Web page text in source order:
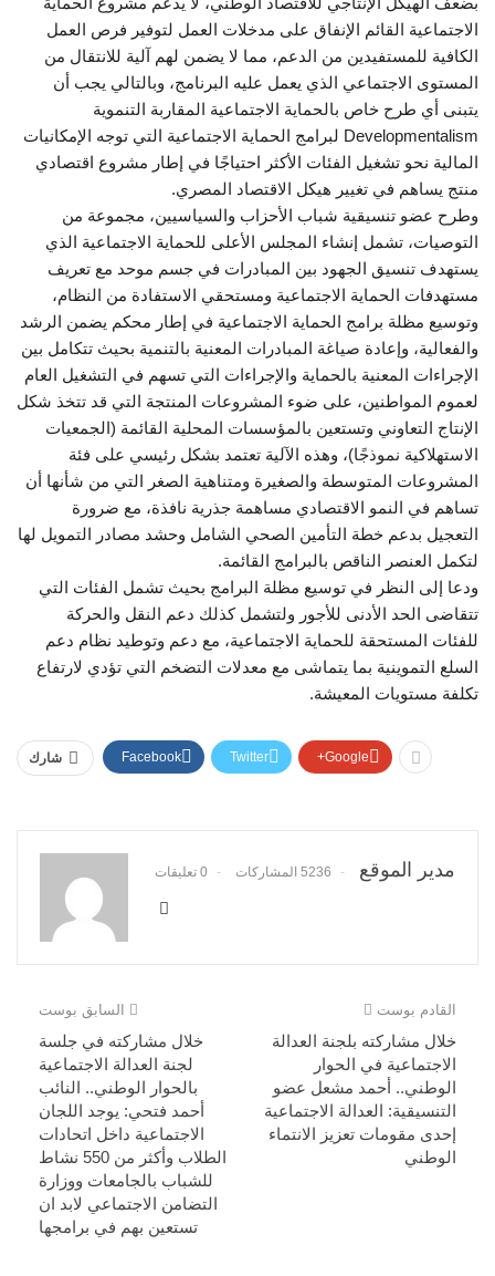
الاجتماعية القائم الإنفاق على مدخلات العمل لتوفير فرص العمل
الكافية للمستفيدين من الدعم، مما لا يضمن لهم آلية للانتقال من
المستوى الاجتماعي الذي يعمل عليه البرنامج، وبالتالي يجب أن
يتبنى أي طرح خاص بالحماية الاجتماعية المقاربة التنموية
Developmentalism لبرامج الحماية الاجتماعية التي توجه الإمكانيات
المالية نحو تشغيل الفئات الأكثر احتياجًا في إطار مشروع اقتصادي
منتج يساهم في تغيير هيكل الاقتصاد المصري.
وطرح عضو تنسيقية شباب الأحزاب والسياسيين، مجموعة من
التوصيات، تشمل إنشاء المجلس الأعلى للحماية الاجتماعية الذي
يستهدف تنسيق الجهود بين المبادرات في جسم موحد مع تعريف
مستهدفات الحماية الاجتماعية ومستحقي الاستفادة من النظام،
وتوسيع مظلة برامج الحماية الاجتماعية في إطار محكم يضمن الرشد
والفعالية، وإعادة صياغة المبادرات المعنية بالتنمية بحيث تتكامل بين
الإجراءات المعنية بالحماية والإجراءات التي تسهم في التشغيل العام
لعموم المواطنين، على ضوء المشروعات المنتجة التي قد تتخذ شكل
الإنتاج التعاوني وتستعين بالمؤسسات المحلية القائمة (الجمعيات
الاستهلاكية نموذجًا)، وهذه الآلية تعتمد بشكل رئيسي على فئة
المشروعات المتوسطة والصغيرة ومتناهية الصغر التي من شأنها أن
تساهم في النمو الاقتصادي مساهمة جذرية نافذة، مع ضرورة
التعجيل بدعم خطة التأمين الصحي الشامل وحشد مصادر التمويل لها
لتكمل العنصر الناقص بالبرامج القائمة.
ودعا إلى النظر في توسيع مظلة البرامج بحيث تشمل الفئات التي
تتقاضى الحد الأدنى للأجور ولتشمل كذلك دعم النقل والحركة
للفئات المستحقة للحماية الاجتماعية، مع دعم وتوطيد نظام دعم
السلع التموينية بما يتماشى مع معدلات التضخم التي تؤدي لارتفاع
تكلفة مستويات المعيشة.
شارك Facebook Twitter Google+
مدير الموقع 5236 المشاركات 0 تعليقات
السابق بوست
خلال مشاركته في جلسة
لجنة العدالة الاجتماعية
بالحوار الوطني.. النائب
أحمد فتحي: يوجد اللجان
الاجتماعية داخل اتحادات
الطلاب وأكثر من 550 نشاط
للشباب بالجامعات ووزارة
التضامن الاجتماعي لابد ان
تستعين بهم في برامجها
القادم بوست
خلال مشاركته بلجنة العدالة
الاجتماعية في الحوار
الوطني.. أحمد مشعل عضو
التنسيقية: العدالة الاجتماعية
إحدى مقومات تعزيز الانتماء
الوطني